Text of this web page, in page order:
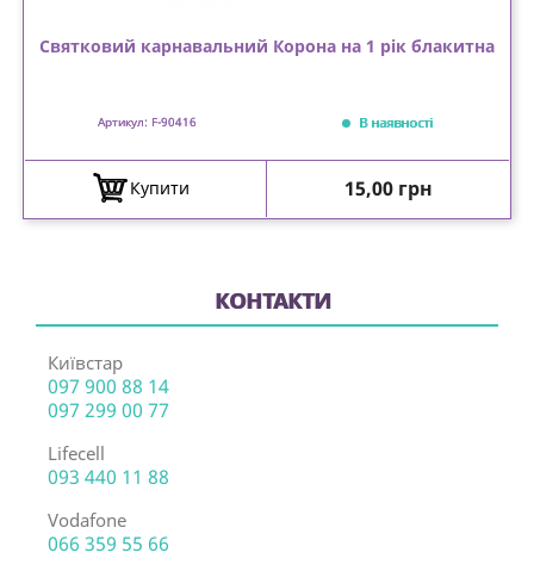
Святковий карнавальний Корона на 1 рік блакитна
Артикул: F-90416 В наявності
Купити Ціна
15,00 грн
КОНТАКТИ
Київстар
097 900 88 14
097 299 00 77
Lifecell
093 440 11 88
Vodafone
066 359 55 66